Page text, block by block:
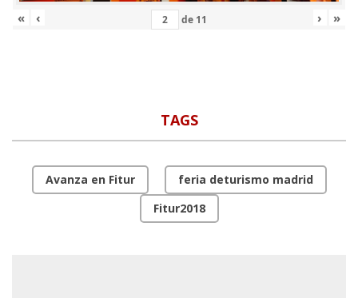
« ‹ de 11 › »
TAGS
Avanza en Fitur
feria deturismo madrid
Fitur2018